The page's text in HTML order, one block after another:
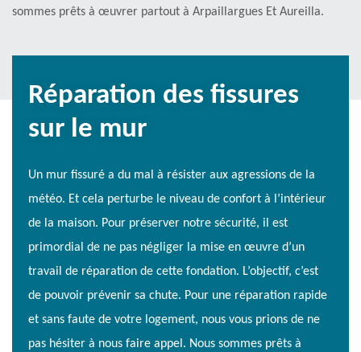
sommes prêts à œuvrer partout à Arpaillargues Et Aureilla.
Réparation des fissures
sur le mur
Un mur fissuré a du mal à résister aux agressions de la
météo. Et cela perturbe le niveau de confort à l’intérieur
de la maison. Pour préserver notre sécurité, il est
primordial de ne pas négliger la mise en œuvre d’un
travail de réparation de cette fondation. L’objectif, c’est
de pouvoir prévenir sa chute. Pour une réparation rapide
et sans faute de votre logement, nous vous prions de ne
pas hésiter à nous faire appel. Nous sommes prêts à